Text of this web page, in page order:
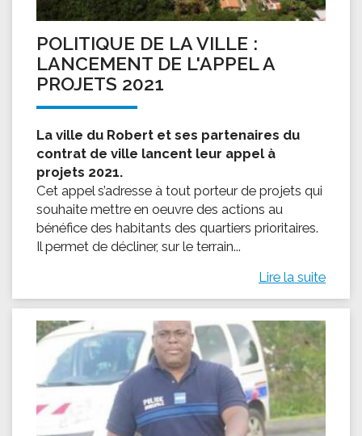
POLITIQUE DE LA VILLE :
LANCEMENT DE L'APPEL A
PROJETS 2021
La ville du Robert et ses partenaires du
contrat de ville lancent leur appel à
projets 2021.
Cet appel s’adresse à tout porteur de projets qui
souhaite mettre en oeuvre des actions au
bénéfice des habitants des quartiers prioritaires.
Il permet de décliner, sur le terrain...
Lire la suite